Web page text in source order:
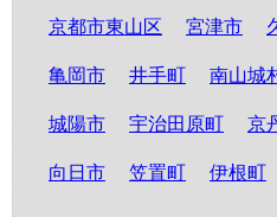
京都市東山区 宮津市
亀岡市 井手町 南山城
城陽市 宇治田原町 京
向日市 笠置町 伊根町